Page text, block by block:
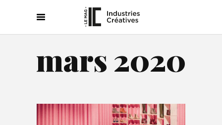
mars 2020